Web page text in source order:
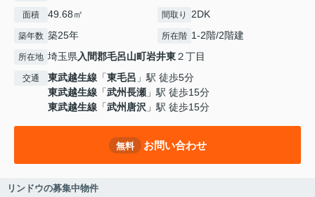
面積 49.68㎡ 間取り 2DK
築年数 築25年 所在階 1-2階/2階建
所在地 埼玉県入間郡毛呂山町岩井東２丁目
交通 東武越生線 「東毛呂 」駅 徒歩5分
東武越生線 「武州長瀬 」駅 徒歩15分
東武越生線 「武州唐沢 」駅 徒歩15分
無料 お問い合わせ
リンドウの募集中物件